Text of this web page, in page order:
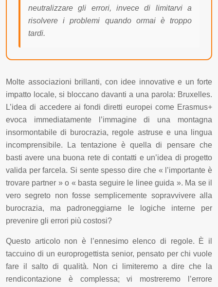
neutralizzare gli errori, invece di limitarvi a
risolvere i problemi quando ormai è troppo
tardi.
Molte associazioni brillanti, con idee innovative e un forte
impatto locale, si bloccano davanti a una parola: Bruxelles.
L’idea di accedere ai fondi diretti europei come Erasmus+
evoca immediatamente l’immagine di una montagna
insormontabile di burocrazia, regole astruse e una lingua
incomprensibile. La tentazione è quella di pensare che
basti avere una buona rete di contatti e un’idea di progetto
valida per farcela. Si sente spesso dire che « l’importante è
trovare partner » o « basta seguire le linee guida ». Ma se il
vero segreto non fosse semplicemente sopravvivere alla
burocrazia, ma padroneggiarne le logiche interne per
prevenire gli errori più costosi?
Questo articolo non è l’ennesimo elenco di regole. È il
taccuino di un europrogettista senior, pensato per chi vuole
fare il salto di qualità. Non ci limiteremo a dire che la
rendicontazione è complessa; vi mostreremo l’errore